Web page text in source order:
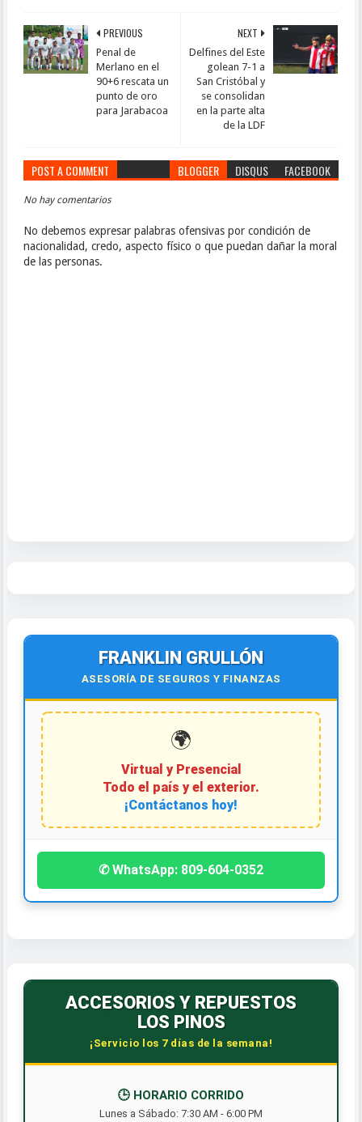
NEXT
Delfines del Este
golean 7-1 a
San Cristóbal y
se consolidan
en la parte alta
de la LDF
PREVIOUS
Penal de
Merlano en el
90+6 rescata un
punto de oro
para Jarabacoa
POST A COMMENT BLOGGER DISQUS FACEBOOK
No hay comentarios
No debemos expresar palabras ofensivas por condición de
nacionalidad, credo, aspecto físico o que puedan dañar la moral
de las personas.
FRANKLIN GRULLÓN
ASESORÍA DE SEGUROS Y FINANZAS
🌍
Virtual y Presencial
Todo el país y el exterior.
¡Contáctanos hoy!
✆ WhatsApp: 809-604-0352
ACCESORIOS Y REPUESTOS
LOS PINOS
¡Servicio los 7 días de la semana!
🕒 HORARIO CORRIDO
Lunes a Sábado: 7:30 AM - 6:00 PM